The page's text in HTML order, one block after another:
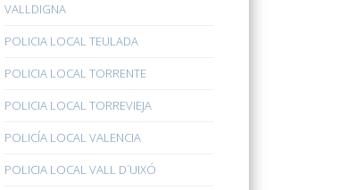
VALLDIGNA
POLICIA LOCAL TEULADA
POLICIA LOCAL TORRENTE
POLICIA LOCAL TORREVIEJA
POLICÍA LOCAL VALENCIA
POLICIA LOCAL VALL D´UIXÓ